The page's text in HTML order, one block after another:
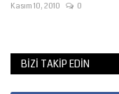
Kasım 10, 2010 0
BIZI TAKIP EDIN